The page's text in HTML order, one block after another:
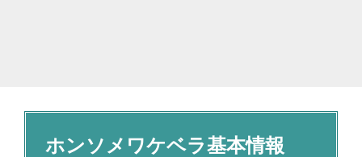
ホンソメワケベラ基本情報